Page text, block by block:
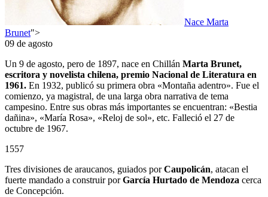
Nace Marta
Brunet">
09 de agosto
Un 9 de agosto, pero de 1897, nace en Chillán Marta Brunet,
escritora y novelista chilena, premio Nacional de Literatura en
1961. En 1932, publicó su primera obra «Montaña adentro». Fue el
comienzo, ya magistral, de una larga obra narrativa de tema
campesino. Entre sus obras más importantes se encuentran: «Bestia
dañina», «María Rosa», «Reloj de sol», etc. Falleció el 27 de
octubre de 1967.
1557
Tres divisiones de araucanos, guiados porCaupolicán, atacan el
fuerte mandado a construir porGarcía Hurtado de Mendoza cerca
de Concepción.